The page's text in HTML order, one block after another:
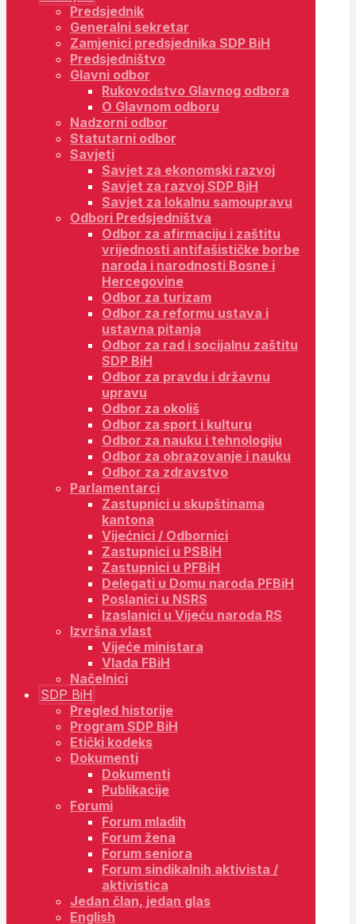
Predsjednik
Generalni sekretar
Zamjenici predsjednika SDP BiH
Predsjedništvo
Glavni odbor
Rukovodstvo Glavnog odbora
O Glavnom odboru
Nadzorni odbor
Statutarni odbor
Savjeti
Savjet za ekonomski razvoj
Savjet za razvoj SDP BiH
Savjet za lokalnu samoupravu
Odbori Predsjedništva
Odbor za afirmaciju i zaštitu
vrijednosti antifašističke borbe
naroda i narodnosti Bosne i
Hercegovine
Odbor za turizam
Odbor za reformu ustava i
ustavna pitanja
Odbor za rad i socijalnu zaštitu
SDP BiH
Odbor za pravdu i državnu
upravu
Odbor za okoliš
Odbor za sport i kulturu
Odbor za nauku i tehnologiju
Odbor za obrazovanje i nauku
Odbor za zdravstvo
Parlamentarci
Zastupnici u skupštinama
kantona
Vijećnici / Odbornici
Zastupnici u PSBiH
Zastupnici u PFBiH
Delegati u Domu naroda PFBiH
Poslanici u NSRS
Izaslanici u Vijeću naroda RS
Izvršna vlast
Vijeće ministara
Vlada FBiH
Načelnici
SDP BiH
Pregled historije
Program SDP BiH
Etički kodeks
Dokumenti
Dokumenti
Publikacije
Forumi
Forum mladih
Forum žena
Forum seniora
Forum sindikalnih aktivista /
aktivistica
Jedan član, jedan glas
English